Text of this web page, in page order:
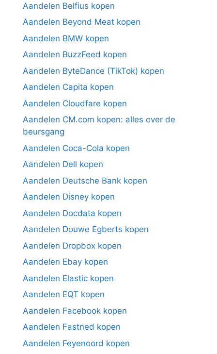
Aandelen Belfius kopen
Aandelen Beyond Meat kopen
Aandelen BMW kopen
Aandelen BuzzFeed kopen
Aandelen ByteDance (TikTok) kopen
Aandelen Capita kopen
Aandelen Cloudfare kopen
Aandelen CM.com kopen: alles over de
beursgang
Aandelen Coca-Cola kopen
Aandelen Dell kopen
Aandelen Deutsche Bank kopen
Aandelen Disney kopen
Aandelen Docdata kopen
Aandelen Douwe Egberts kopen
Aandelen Dropbox kopen
Aandelen Ebay kopen
Aandelen Elastic kopen
Aandelen EQT kopen
Aandelen Facebook kopen
Aandelen Fastned kopen
Aandelen Feyenoord kopen